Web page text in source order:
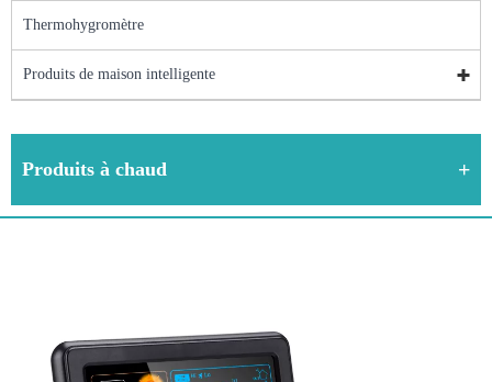
Thermohygromètre
Produits de maison intelligente
Produits à chaud